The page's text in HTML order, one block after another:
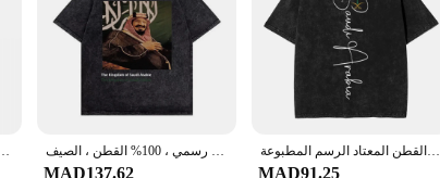
قبعة بيسبول مع شعار المملكة العربية السعودية ، قبعات هيب هوب الرجعية عيد الفطر قصير الأكمام تي شيرت ، اليوم الوطني السعودي ، خمر غسلها الشارع الشهير تي شيرت ، رداء علوي غير رسمي ، 100% القطن ، الصيف
MAD137.62
أنا أحب المملكة العربية السعودية العلم القلب غسلها تي شيرت الشارع الشهير الهيب هوب تي شيرت تيز بلايز الرجال النساء القطن المعتاد الرسم المطبوعة
MAD91.25